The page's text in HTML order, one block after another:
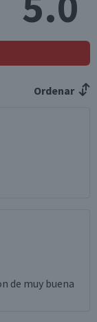
Ordenar
de muy buena